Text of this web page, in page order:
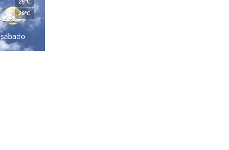
sábado
29°C
29°C